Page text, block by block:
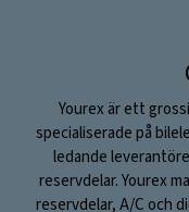
Yourex är ett
specialiserade på
ledande
reservdelar. Yourex
reservdelar, A/C och